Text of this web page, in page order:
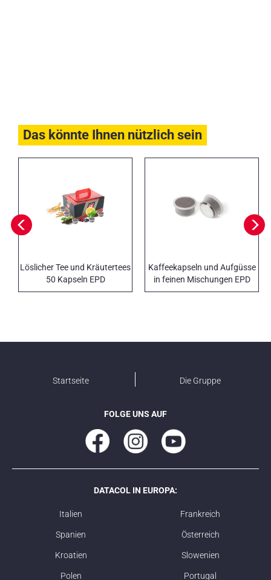
Das könnte Ihnen nützlich sein
Löslicher Tee und Kräutertees
50 Kapseln EPD
Kaffeekapseln und Aufgüsse
in feinen Mischungen EPD
DiEspresso
Startseite Die Gruppe
FOLGE UNS AUF
DATACOL IN EUROPA:
Italien Frankreich
Spanien Österreich
Kroatien Slowenien
Polen Portugal